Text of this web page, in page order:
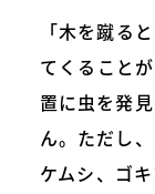
「木を蹴る
てくること
置に虫を発
ん。ただし
ケムシ、ゴ